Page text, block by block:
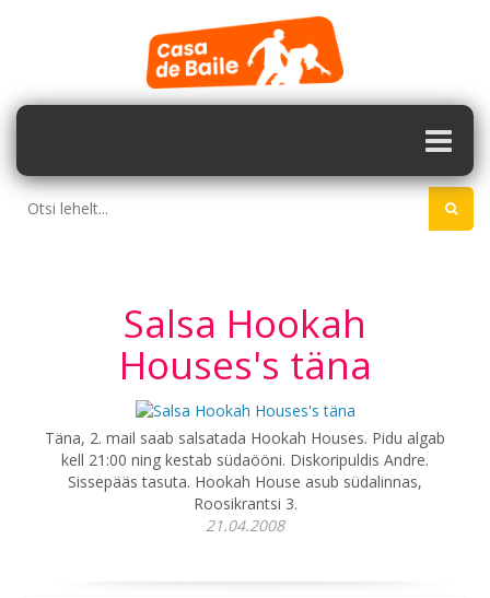
Salsa Hookah
Houses's täna
Täna, 2. mail saab salsatada Hookah Houses. Pidu algab
kell 21:00 ning kestab südaööni. Diskoripuldis Andre.
Sissepääs tasuta. Hookah House asub südalinnas,
Roosikrantsi 3.
21.04.2008